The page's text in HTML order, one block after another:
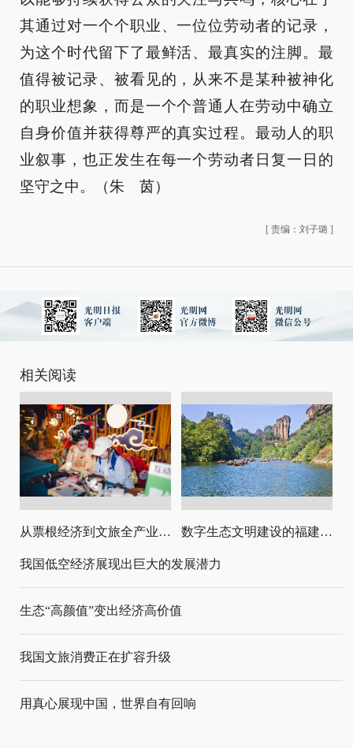
其通过对一个个职业、一位位劳动者的记录，
为这个时代留下了最鲜活、最真实的注脚。最
值得被记录、被看见的，从来不是某种被神化
的职业想象，而是一个个普通人在劳动中确立
自身价值并获得尊严的真实过程。最动人的职
业叙事，也正发生在每一个劳动者日复一日的
坚守之中。（朱 茵）
[ 责编：刘子璐 ]
相关阅读
从票根经济到文旅全产业链升级 数字生态文明建设的福建路径与启示
我国低空经济展现出巨大的发展潜力
生态“高颜值”变出经济高价值
我国文旅消费正在扩容升级
用真心展现中国，世界自有回响